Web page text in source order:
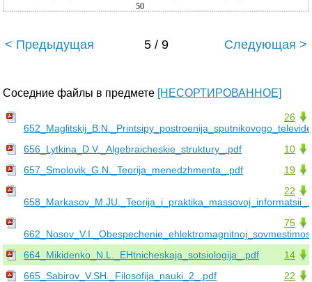
50
< Предыдущая 5 / 9 Следующая >
Соседние файлы в предмете [НЕСОРТИРОВАННОЕ]
26
10
656_Lytkina_D.V._Algebraicheskie_struktury_.pdf
19
657_Smolovik_G.N._Teorija_menedzhmenta_.pdf
22
75
14
664_Mikidenko_N.L._EHtnicheskaja_sotsiologija_.pdf
22
665_Sabirov_V.SH._Filosofija_nauki_2_.pdf